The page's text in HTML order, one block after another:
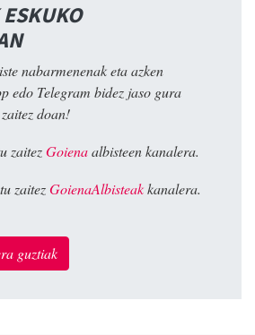
nabarmenenak eta azken
edo Telegram bidez jaso gura
doan!
zaitezGoienaalbisteen kanalera.
zaitezGoienaAlbisteakkanalera.
guztiak